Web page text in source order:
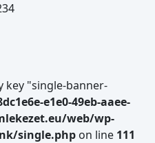
key "single-banner-
e1e0-49eb-aaee-
web/wp-
single.php on line 111